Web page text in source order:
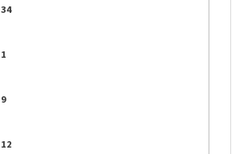
34
1
9
12